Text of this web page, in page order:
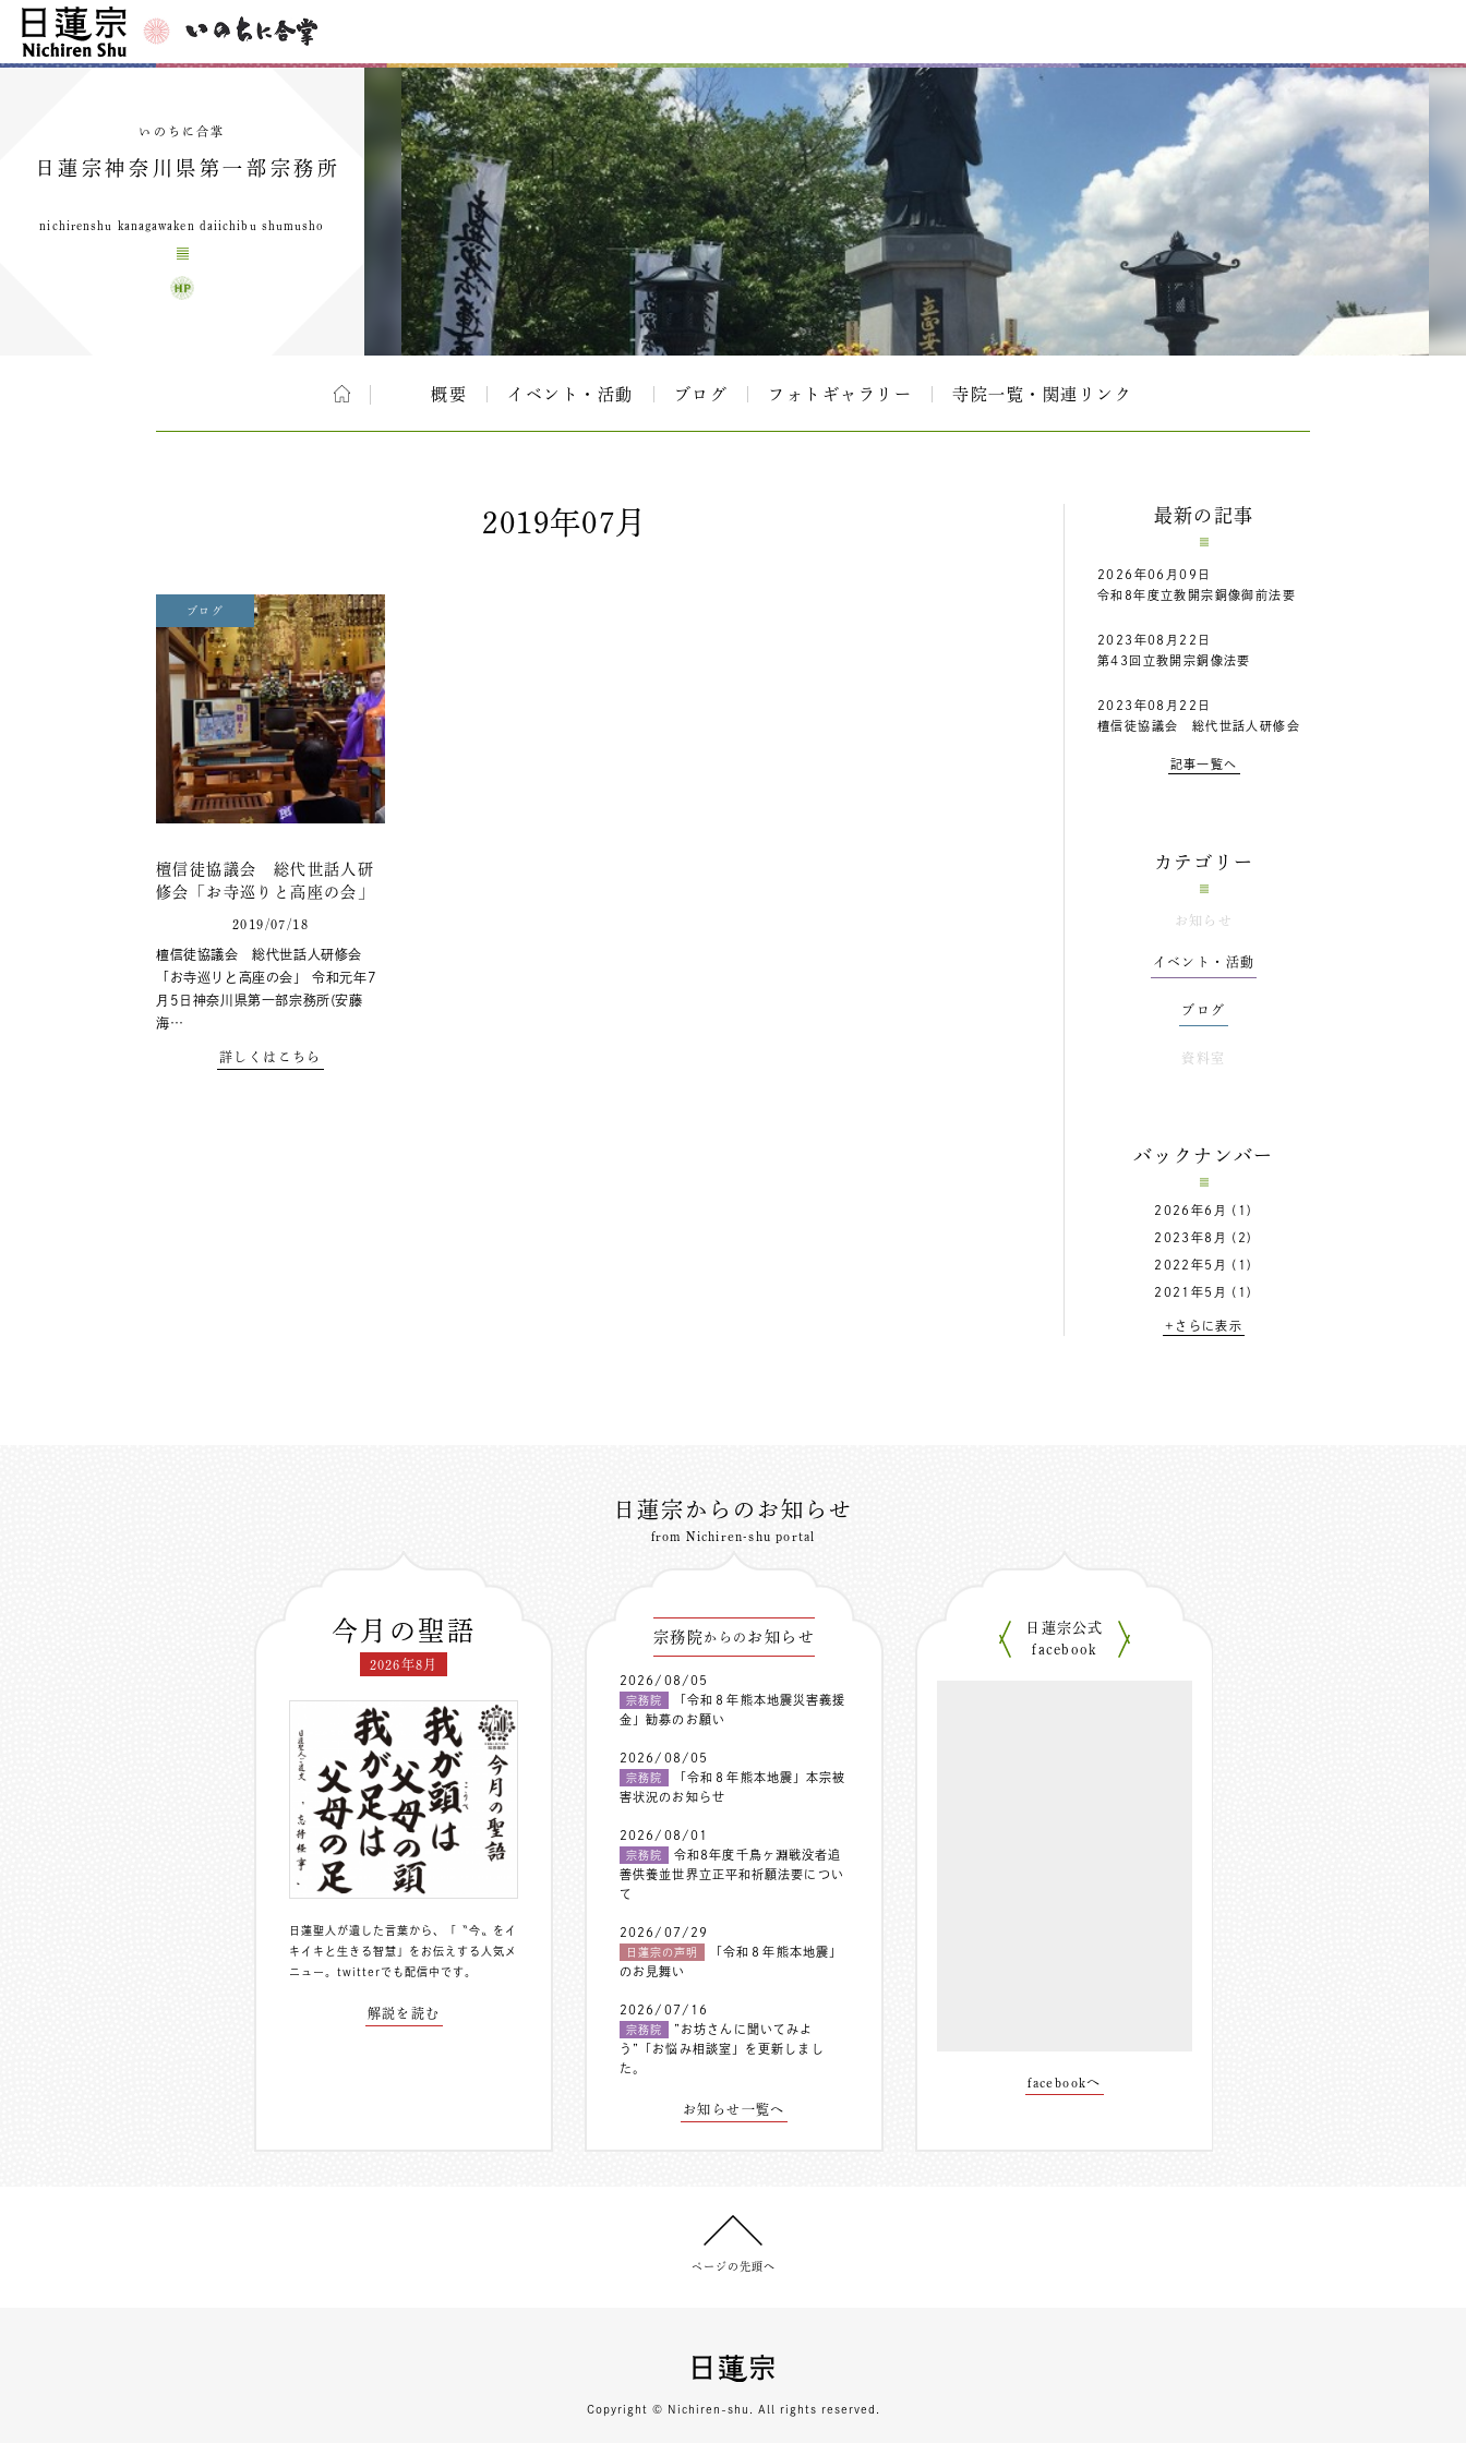
いのちに合掌
日蓮宗神奈川県第一部宗務所
nichirenshu kanagawaken daiichibu shumusho
概要 イベント・活動 ブログ フォトギャラリー 寺院一覧・関連リンク
2019年07月
ブログ
檀信徒協議会 総代世話人研
修会「お寺巡りと高座の会」
2019/07/18
檀信徒協議会 総代世話人研修会
「お寺巡りと高座の会」 令和元年7
月5日神奈川県第一部宗務所(安藤
海…
詳しくはこちら
最新の記事
2026年06月09日
令和8年度立教開宗銅像御前法要
2023年08月22日
第43回立教開宗銅像法要
2023年08月22日
檀信徒協議会 総代世話人研修会
記事一覧へ
カテゴリー
お知らせ
イベント・活動
ブログ
資料室
バックナンバー
2026年6月 (1)
2023年8月 (2)
2022年5月 (1)
2021年5月 (1)
+さらに表示
日蓮宗からのお知らせ
from Nichiren-shu portal
今月の聖語
2026年8月
日蓮聖人が遺した言葉から、「〝今〟をイ
キイキと生きる智慧」をお伝えする人気メ
ニュー。 twitterでも配信中 です。
解説を読む
宗務院からの お知らせ
2026/08/05
宗務院
「令和８年熊本地震災害義援
金」勧募のお願い
2026/08/05
宗務院
「令和８年熊本地震」本宗被
害状況のお知らせ
2026/08/01
宗務院
令和8年度千鳥ヶ淵戦没者追
善供養並世界立正平和祈願法要につい
て
2026/07/29
日蓮宗の声明
「令和８年熊本地震」
のお見舞い
2026/07/16
宗務院
”お坊さんに聞いてみよ
う”「お悩み相談室」を更新しまし
た。
お知らせ一覧へ
日蓮宗公式
facebook
facebookへ
ページの先頭へ
Copyright © Nichiren-shu. All rights reserved.